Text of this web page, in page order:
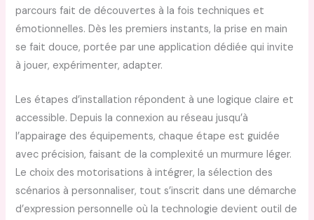
parcours fait de découvertes à la fois techniques et
émotionnelles. Dès les premiers instants, la prise en main
se fait douce, portée par une application dédiée qui invite
à jouer, expérimenter, adapter.
Les étapes d’installation répondent à une logique claire et
accessible. Depuis la connexion au réseau jusqu’à
l’appairage des équipements, chaque étape est guidée
avec précision, faisant de la complexité un murmure léger.
Le choix des motorisations à intégrer, la sélection des
scénarios à personnaliser, tout s’inscrit dans une démarche
d’expression personnelle où la technologie devient outil de